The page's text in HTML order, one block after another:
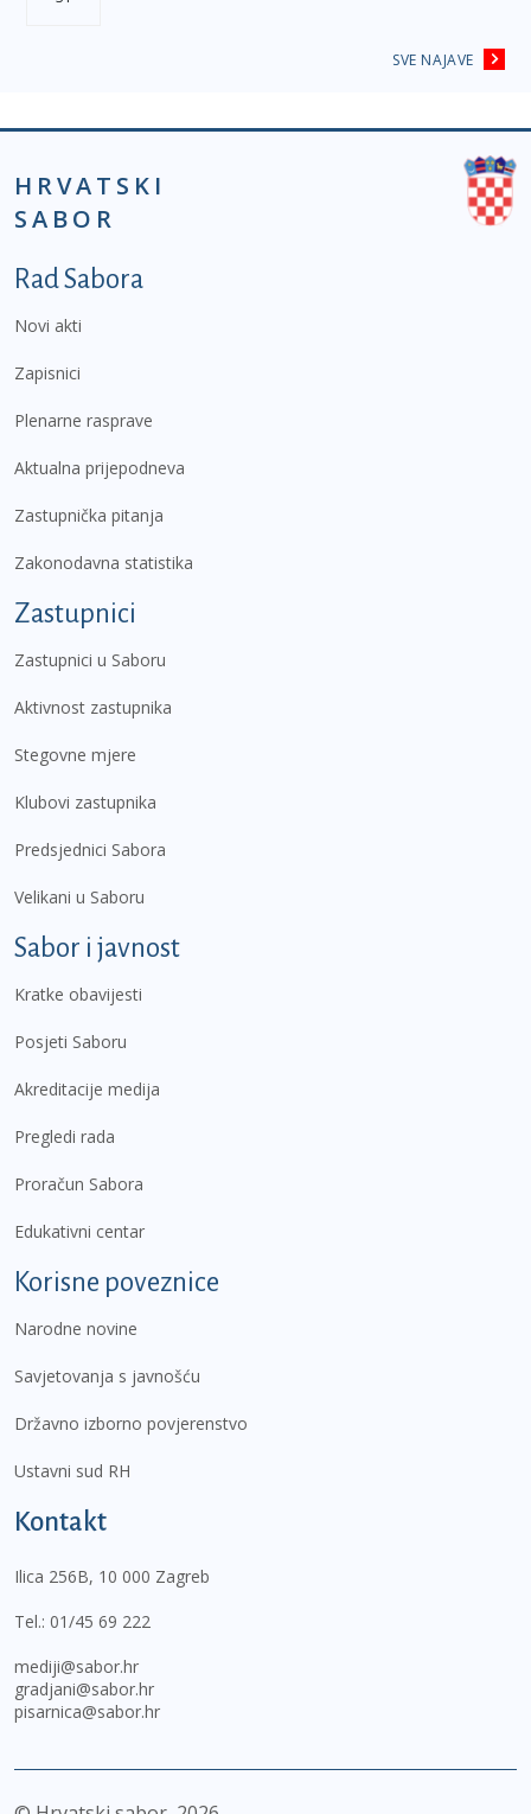
SVE NAJAVE
HRVATSKI
SABOR
Podnožje prvi izbornik
Rad Sabora
Novi akti
Zapisnici
Plenarne rasprave
Aktualna prijepodneva
Zastupnička pitanja
Zakonodavna statistika
Zastupnici
Zastupnici u Saboru
Aktivnost zastupnika
Stegovne mjere
Klubovi zastupnika
Predsjednici Sabora
Velikani u Saboru
Sabor i javnost
Kratke obavijesti
Posjeti Saboru
Akreditacije medija
Pregledi rada
Proračun Sabora
Edukativni centar
Korisne poveznice
Narodne novine
Savjetovanja s javnošću
Državno izborno povjerenstvo
Ustavni sud RH
Kontakt
Ilica 256B, 10 000 Zagreb
Tel.: 01/45 69 222
mediji@sabor.hr
gradjani@sabor.hr
pisarnica@sabor.hr